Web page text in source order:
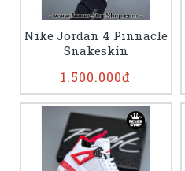
Nike Jordan 4 Pinnacle
Snakeskin
1.500.000đ